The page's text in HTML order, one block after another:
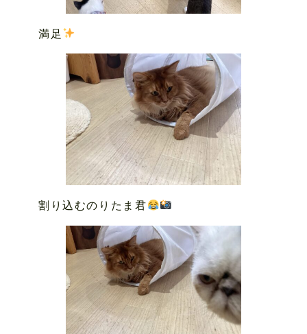
満足
割り込むのりたま君